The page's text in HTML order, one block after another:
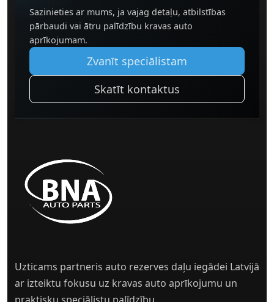
Sazinieties ar mums, ja vajag detaļu, atbilstības
pārbaudi vai ātru palīdzību kravas auto
aprīkojumam.
Zvanīt speciālistam
Skatīt kontaktus
Uzticams partneris auto rezerves daļu iegādei Latvijā
ar izteiktu fokusu uz kravas auto aprīkojumu un